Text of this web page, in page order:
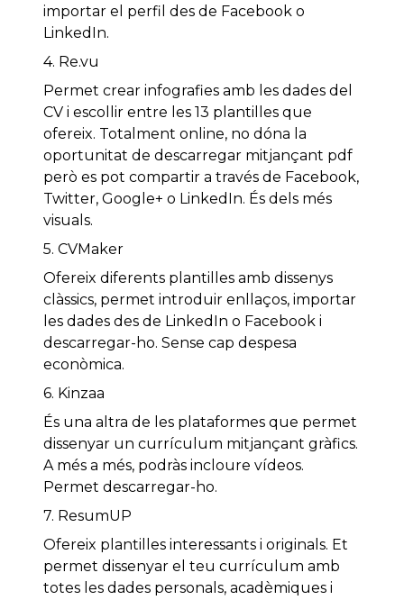
importar el perfil des de Facebook o
LinkedIn.
4. Re.vu
Permet crear infografies amb les dades del
CV i escollir entre les 13 plantilles que
ofereix. Totalment online, no dóna la
oportunitat de descarregar mitjançant pdf
però es pot compartir a través de Facebook,
Twitter, Google+ o LinkedIn. És dels més
visuals.
5. CVMaker
Ofereix diferents plantilles amb dissenys
clàssics, permet introduir enllaços, importar
les dades des de LinkedIn o Facebook i
descarregar-ho. Sense cap despesa
econòmica.
6. Kinzaa
És una altra de les plataformes que permet
dissenyar un currículum mitjançant gràfics.
A més a més, podràs incloure vídeos.
Permet descarregar-ho.
7. ResumUP
Ofereix plantilles interessants i originals. Et
permet dissenyar el teu currículum amb
totes les dades personals, acadèmiques i